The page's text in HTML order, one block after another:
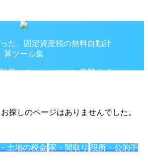
た、固定資産税の無料自動計
算ツール集
算シミュレーション専門サイ
探しのページはありませんでした。
土地の税金 家・間取り 役所・公的手